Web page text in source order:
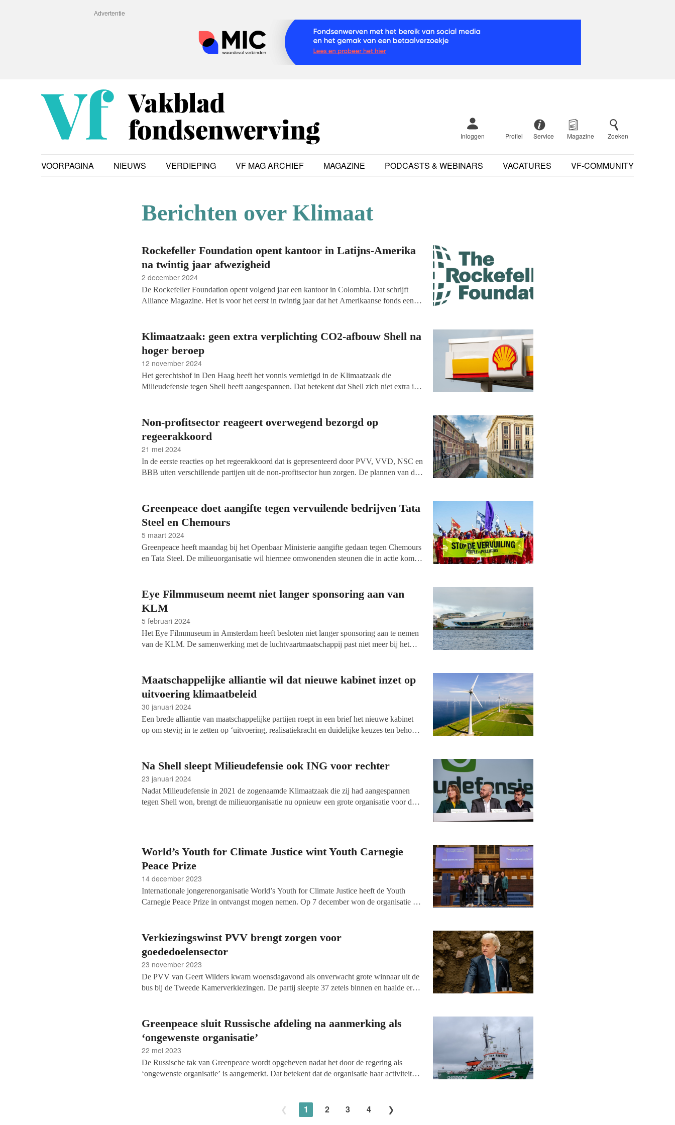
Advertentie
Inloggen Profiel Service Magazine Zoeken
VOORPAGINA NIEUWS VERDIEPING VF MAG ARCHIEF MAGAZINE PODCASTS & WEBINARS VACATURES VF-COMMUNITY
Berichten over Klimaat
Rockefeller Foundation opent kantoor in Latijns-Amerika
na twintig jaar afwezigheid
2 december 2024
De Rockefeller Foundation opent volgend jaar een kantoor in Colombia. Dat schrijft
Alliance Magazine. Het is voor het eerst in twintig jaar dat het Amerikaanse fonds een
Klimaatzaak: geen extra verplichting CO2-afbouw Shell na
hoger beroep
12 november 2024
Het gerechtshof in Den Haag heeft het vonnis vernietigd in de Klimaatzaak die
Milieudefensie tegen Shell heeft aangespannen. Dat betekent dat Shell zich niet extra in
met 45 procent.
Non-profitsector reageert overwegend bezorgd op
regeerakkoord
21 mei 2024
In de eerste reacties op het regeerakkoord dat is gepresenteerd door PVV, VVD, NSC en
BBB uiten verschillende partijen uit de non-profitsector hun zorgen. De plannen van de
Greenpeace doet aangifte tegen vervuilende bedrijven Tata
Steel en Chemours
5 maart 2024
Greenpeace heeft maandag bij het Openbaar Ministerie aangifte gedaan tegen Chemours
en Tata Steel. De milieuorganisatie wil hiermee omwonenden steunen die in actie komen
Eye Filmmuseum neemt niet langer sponsoring aan van
KLM
5 februari 2024
Het Eye Filmmuseum in Amsterdam heeft besloten niet langer sponsoring aan te nemen
van de KLM. De samenwerking met de luchtvaartmaatschappij past niet meer bij het
Maatschappelijke alliantie wil dat nieuwe kabinet inzet op
uitvoering klimaatbeleid
30 januari 2024
Een brede alliantie van maatschappelijke partijen roept in een brief het nieuwe kabinet
op om stevig in te zetten op ‘uitvoering, realisatiekracht en duidelijke keuzes ten behoeve
zoals Natuur & Milieu, Greenpeace en Natuurmonumenten.
Na Shell sleept Milieudefensie ook ING voor rechter
23 januari 2024
Nadat Milieudefensie in 2021 de zogenaamde Klimaatzaak die zij had aangespannen
tegen Shell won, brengt de milieuorganisatie nu opnieuw een grote organisatie voor de
World’s Youth for Climate Justice wint Youth Carnegie
Peace Prize
14 december 2023
Internationale jongerenorganisatie World’s Youth for Climate Justice heeft de Youth
Carnegie Peace Prize in ontvangst mogen nemen. Op 7 december won de organisatie de
Vredespaleis in Den Haag voor meer dan 120 studenten, diplomaten en
vertegenwoordigers van internationale organisaties.
Verkiezingswinst PVV brengt zorgen voor
goededoelensector
23 november 2023
De PVV van Geert Wilders kwam woensdagavond als onverwacht grote winnaar uit de
bus bij de Tweede Kamerverkiezingen. De partij sleepte 37 zetels binnen en haalde er
standhouden, is de eerste reactie vanuit de filantropische sector pessimistisch. Vooral
vluchtelingen- en klimaatorganisaties maken zich zorgen.
Greenpeace sluit Russische afdeling na aanmerking als
‘ongewenste organisatie’
22 mei 2023
De Russische tak van Greenpeace wordt opgeheven nadat het door de regering als
‘ongewenste organisatie’ is aangemerkt. Dat betekent dat de organisatie haar activiteiten
1 2 3 4